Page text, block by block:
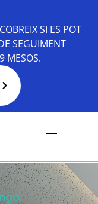
SI ES POT
SEGUIMENT
MESOS.